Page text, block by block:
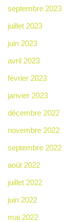
septembre 2023
juillet 2023
juin 2023
avril 2023
février 2023
janvier 2023
décembre 2022
novembre 2022
septembre 2022
août 2022
juillet 2022
juin 2022
mai 2022